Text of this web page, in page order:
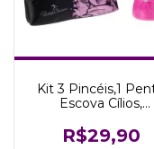
Kit 3 Pincéis,1
Escova Cílios,
Pincel
R$29,90